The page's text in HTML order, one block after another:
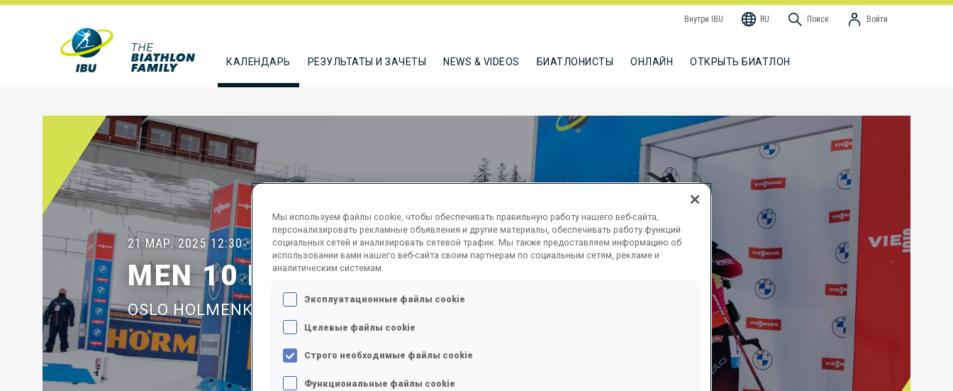
Внутри IBU RU Поиск Войти
КАЛЕНДАРЬ РЕЗУЛЬТАТЫ И ЗАЧЕТЫ NEWS & VIDEOS БИАТЛОНИСТЫ ОНЛАЙН ОТКРЫТЬ БИАТЛОН
21 МАР. 2025 12:30
MEN 10 KM SPRINT
OSLO HOLMENKOLLEN
Мы используем файлы cookie, чтобы обеспечивать правильную работу нашего веб-сайта,
персонализировать рекламные объявления и другие материалы, обеспечивать работу функций
социальных сетей и анализировать сетевой трафик. Мы также предоставляем информацию об
использовании вами нашего веб-сайта своим партнерам по социальным сетям, рекламе и
аналитическим системам.
Эксплуатационные файлы cookie
Целевые файлы cookie
Строго необходимые файлы cookie
Функциональные файлы cookie